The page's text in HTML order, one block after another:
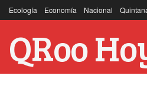
Ecología Economía Nacional
QRoo